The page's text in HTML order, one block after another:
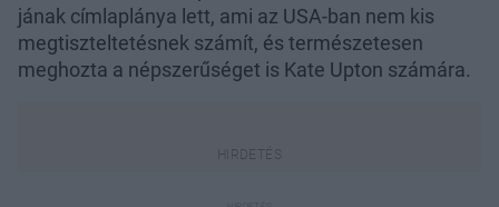
jának címlaplánya lett, ami az USA-ban nem kis
megtiszteltetésnek számít, és természetesen
meghozta a népszerűséget is Kate Upton számára.